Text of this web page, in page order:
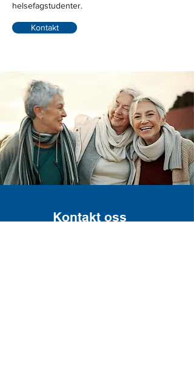
helsefagstudenter.
Kontakt
Kontakt oss